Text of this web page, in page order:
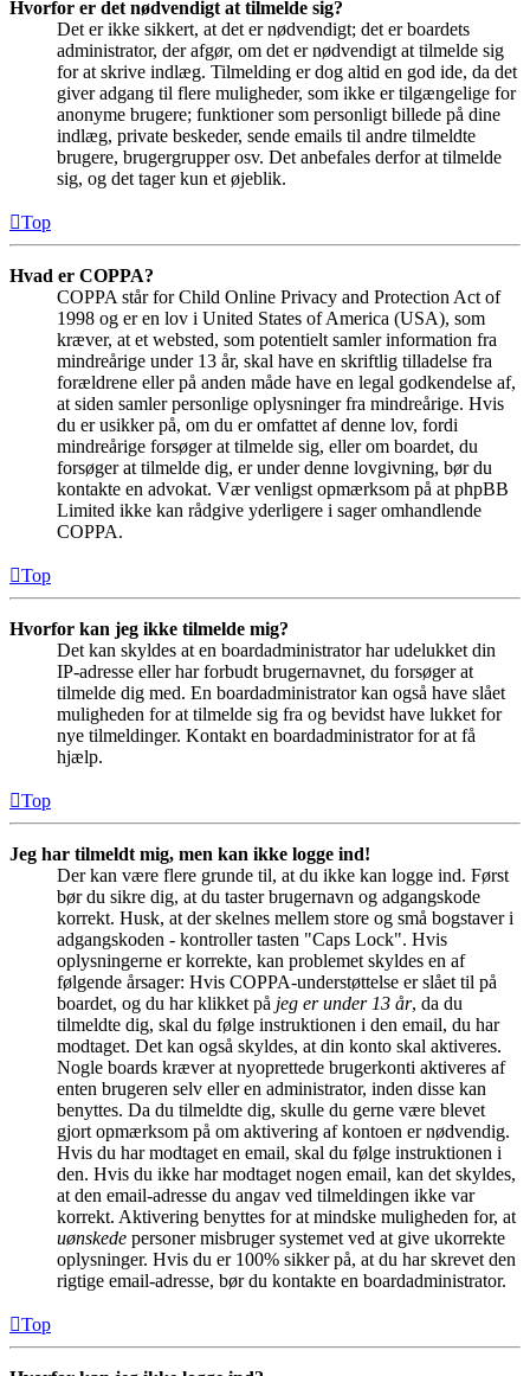
Hvorfor er det nødvendigt at tilmelde sig?
Det er ikke sikkert, at det er nødvendigt; det er boardets
administrator, der afgør, om det er nødvendigt at tilmelde sig
for at skrive indlæg. Tilmelding er dog altid en god ide, da det
giver adgang til flere muligheder, som ikke er tilgængelige for
anonyme brugere; funktioner som personligt billede på dine
indlæg, private beskeder, sende emails til andre tilmeldte
brugere, brugergrupper osv. Det anbefales derfor at tilmelde
sig, og det tager kun et øjeblik.
Top
Hvad er COPPA?
COPPA står for Child Online Privacy and Protection Act of
1998 og er en lov i United States of America (USA), som
kræver, at et websted, som potentielt samler information fra
mindreårige under 13 år, skal have en skriftlig tilladelse fra
forældrene eller på anden måde have en legal godkendelse af,
at siden samler personlige oplysninger fra mindreårige. Hvis
du er usikker på, om du er omfattet af denne lov, fordi
mindreårige forsøger at tilmelde sig, eller om boardet, du
forsøger at tilmelde dig, er under denne lovgivning, bør du
kontakte en advokat. Vær venligst opmærksom på at phpBB
Limited ikke kan rådgive yderligere i sager omhandlende
COPPA.
Top
Hvorfor kan jeg ikke tilmelde mig?
Det kan skyldes at en boardadministrator har udelukket din
IP-adresse eller har forbudt brugernavnet, du forsøger at
tilmelde dig med. En boardadministrator kan også have slået
muligheden for at tilmelde sig fra og bevidst have lukket for
nye tilmeldinger. Kontakt en boardadministrator for at få
hjælp.
Top
Jeg har tilmeldt mig, men kan ikke logge ind!
Der kan være flere grunde til, at du ikke kan logge ind. Først
bør du sikre dig, at du taster brugernavn og adgangskode
korrekt. Husk, at der skelnes mellem store og små bogstaver i
adgangskoden - kontroller tasten "Caps Lock". Hvis
oplysningerne er korrekte, kan problemet skyldes en af
følgende årsager: Hvis COPPA-understøttelse er slået til på
boardet, og du har klikket på jeg er under 13 år, da du
tilmeldte dig, skal du følge instruktionen i den email, du har
modtaget. Det kan også skyldes, at din konto skal aktiveres.
Nogle boards kræver at nyoprettede brugerkonti aktiveres af
enten brugeren selv eller en administrator, inden disse kan
benyttes. Da du tilmeldte dig, skulle du gerne være blevet
gjort opmærksom på om aktivering af kontoen er nødvendig.
Hvis du har modtaget en email, skal du følge instruktionen i
den. Hvis du ikke har modtaget nogen email, kan det skyldes,
at den email-adresse du angav ved tilmeldingen ikke var
korrekt. Aktivering benyttes for at mindske muligheden for, at
uønskede personer misbruger systemet ved at give ukorrekte
oplysninger. Hvis du er 100% sikker på, at du har skrevet den
rigtige email-adresse, bør du kontakte en boardadministrator.
Top